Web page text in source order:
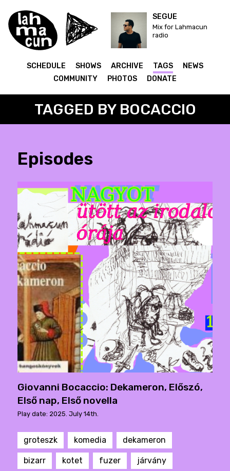
SEGUE
Mix for Lahmacun
radio
SCHEDULE SHOWS ARCHIVE TAGS
NEWS
COMMUNITY
PHOTOS DONATE
TAGGED BY BOCACCIO
Episodes
Giovanni Bocaccio: Dekameron, Előszó,
Első nap, Első novella
Play date: 2025. July 14th.
groteszk komedia dekameron
bizarr kotet fuzer járvány